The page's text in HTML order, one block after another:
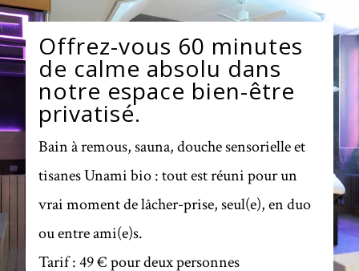
Offrez-vous 60 minutes
de calme absolu dans
notre espace bien-être
privatisé.
Bain à remous, sauna, douche sensorielle et
tisanes Unami bio : tout est réuni pour un
vrai moment de lâcher-prise, seul(e), en duo
ou entre ami(e)s.
Tarif : 49 € pour deux personnes